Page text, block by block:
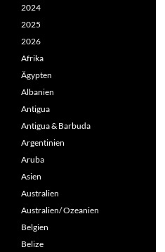
2024
2025
2026
Afrika
Ägypten
Albanien
Antigua
Antigua & Barbuda
Argentinien
Aruba
Asien
Australien
Australien/ Ozeanien
Belgien
Belize